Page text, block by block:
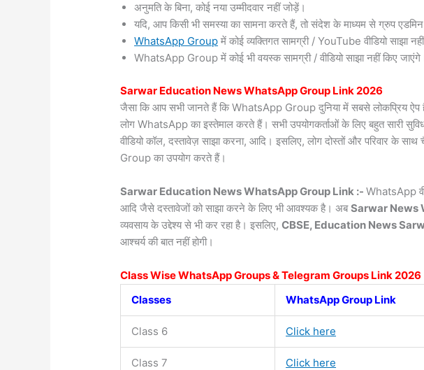
अनुमति के बिना, कोई नया उम्मीदवार नहीं जोड़ें।
यदि, आप किसी भी समस्या का सामना करते हैं, तो संदेश के माध्यम से ग्रुप
WhatsApp Group में कोई व्यक्तिगत सामग्री / YouTube वीडियो साझा
WhatsApp Group में कोई भी वयस्क सामग्री / वीडियो साझा नहीं किए
Sarwar Education News WhatsApp Group Link 2026
जैसा कि आप सभी जानते हैं कि WhatsApp Group दुनिया में सबसे लोकप्रिय ऐप
लोग WhatsApp का इस्तेमाल करते हैं। सभी उपयोगकर्ताओं के लिए बहुत सारी
वीडियो कॉल, दस्तावेज़ साझा करना, आदि। इसलिए, लोग दोस्तों और परिवार के
Group का उपयोग करते हैं।
Sarwar Education News WhatsApp Group Link :-WhatsApp
आदि जैसे दस्तावेजों को साझा करने के लिए भी आवश्यक है। अबSarwar News
व्यवसाय के उद्देश्य से भी कर रहा है। इसलिए,CBSE, Education News
आश्चर्य की बात नहीं होगी।
Class Wise WhatsApp Groups & Telegram Groups Link 2026
Classes
WhatsApp Group Link
Class 6 Click here
Class 7 Click here